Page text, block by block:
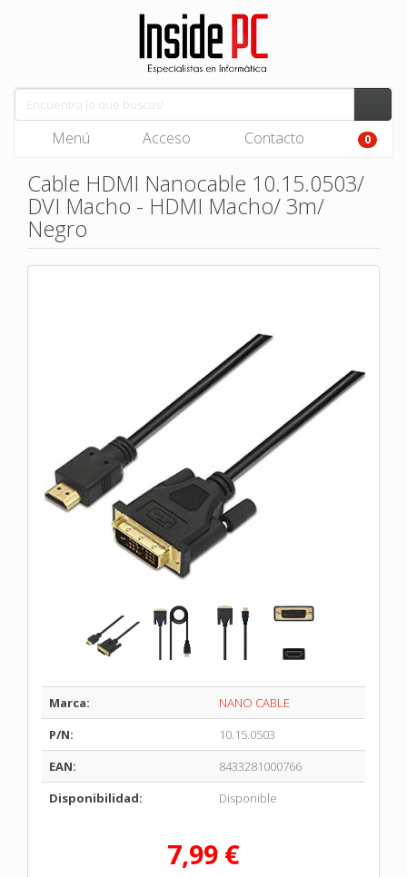
Menú Acceso Contacto 0
Cable HDMI Nanocable 10.15.0503/
DVI Macho - HDMI Macho/ 3m/
Negro
Marca:
NANO CABLE
P/N:
10.15.0503
EAN:
8433281000766
Disponibilidad:
Disponible
7,99 €